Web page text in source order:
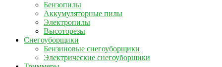
Бензопилы
Аккумуляторные пилы
Электропилы
Высоторезы
Снегоуборщики
Бензиновые снегоуборщики
Электрические снегоуборщики